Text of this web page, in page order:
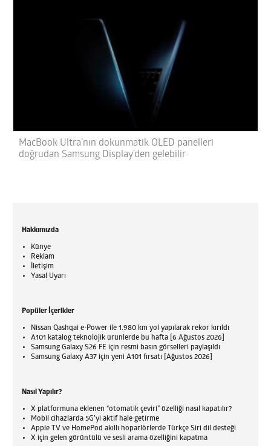
MacBook Ultra’nın dokunmatik OLED panelleri
doğrudan Samsung Display’den gelebilir
Hakkımızda
Künye
Reklam
İletişim
Yasal Uyarı
Popüler İçerikler
Nissan Qashqai e-Power ile 1.980 km yol yapılarak rekor kırıldı
A101 katalog teknolojik ürünlerde bu hafta [6 Ağustos 2026]
Samsung Galaxy S26 FE için resmi basın görselleri paylaşıldı
Samsung Galaxy A37 için yeni A101 fırsatı [Ağustos 2026]
Nasıl Yapılır?
X platformuna eklenen “otomatik çeviri” özelliği nasıl kapatılır?
Mobil cihazlarda 5G’yi aktif hale getirme
Apple TV ve HomePod akıllı hoparlörlerde Türkçe Siri dil desteği
X için gelen görüntülü ve sesli arama özelliğini kapatma